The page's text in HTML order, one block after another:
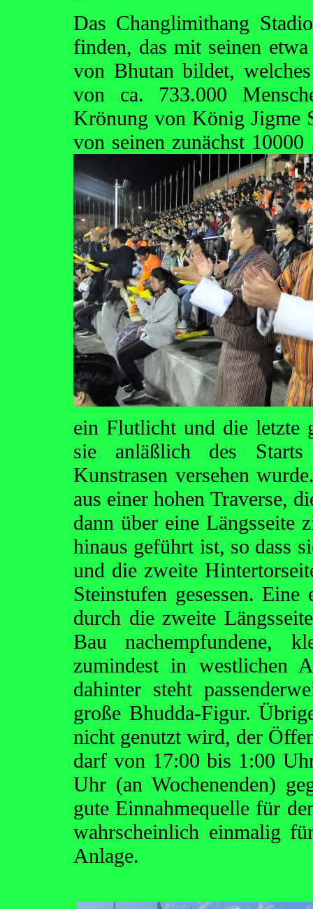
Das Changlimithang
finden, das mit seinen
von Bhutan bildet,
von ca. 733.000
Krönung von König Jigme
von seinen zunächst 10000
ein Flutlicht und die letzte
sie anläßlich des
Kunstrasen versehen
aus einer hohen Traverse,
dann über eine Längsseite
hinaus geführt ist, so dass
und die zweite
Steinstufen gesessen.
durch die zweite
Bau nachempfundene,
zumindest in westlichen
dahinter steht
große Bhudda-Figur.
nicht genutzt wird, der
darf von 17:00 bis 1:00
Uhr (an Wochenenden)
gute Einnahmequelle für
wahrscheinlich einmalig
Anlage.